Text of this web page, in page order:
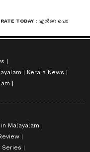
Kerala News
Malayalam
Series